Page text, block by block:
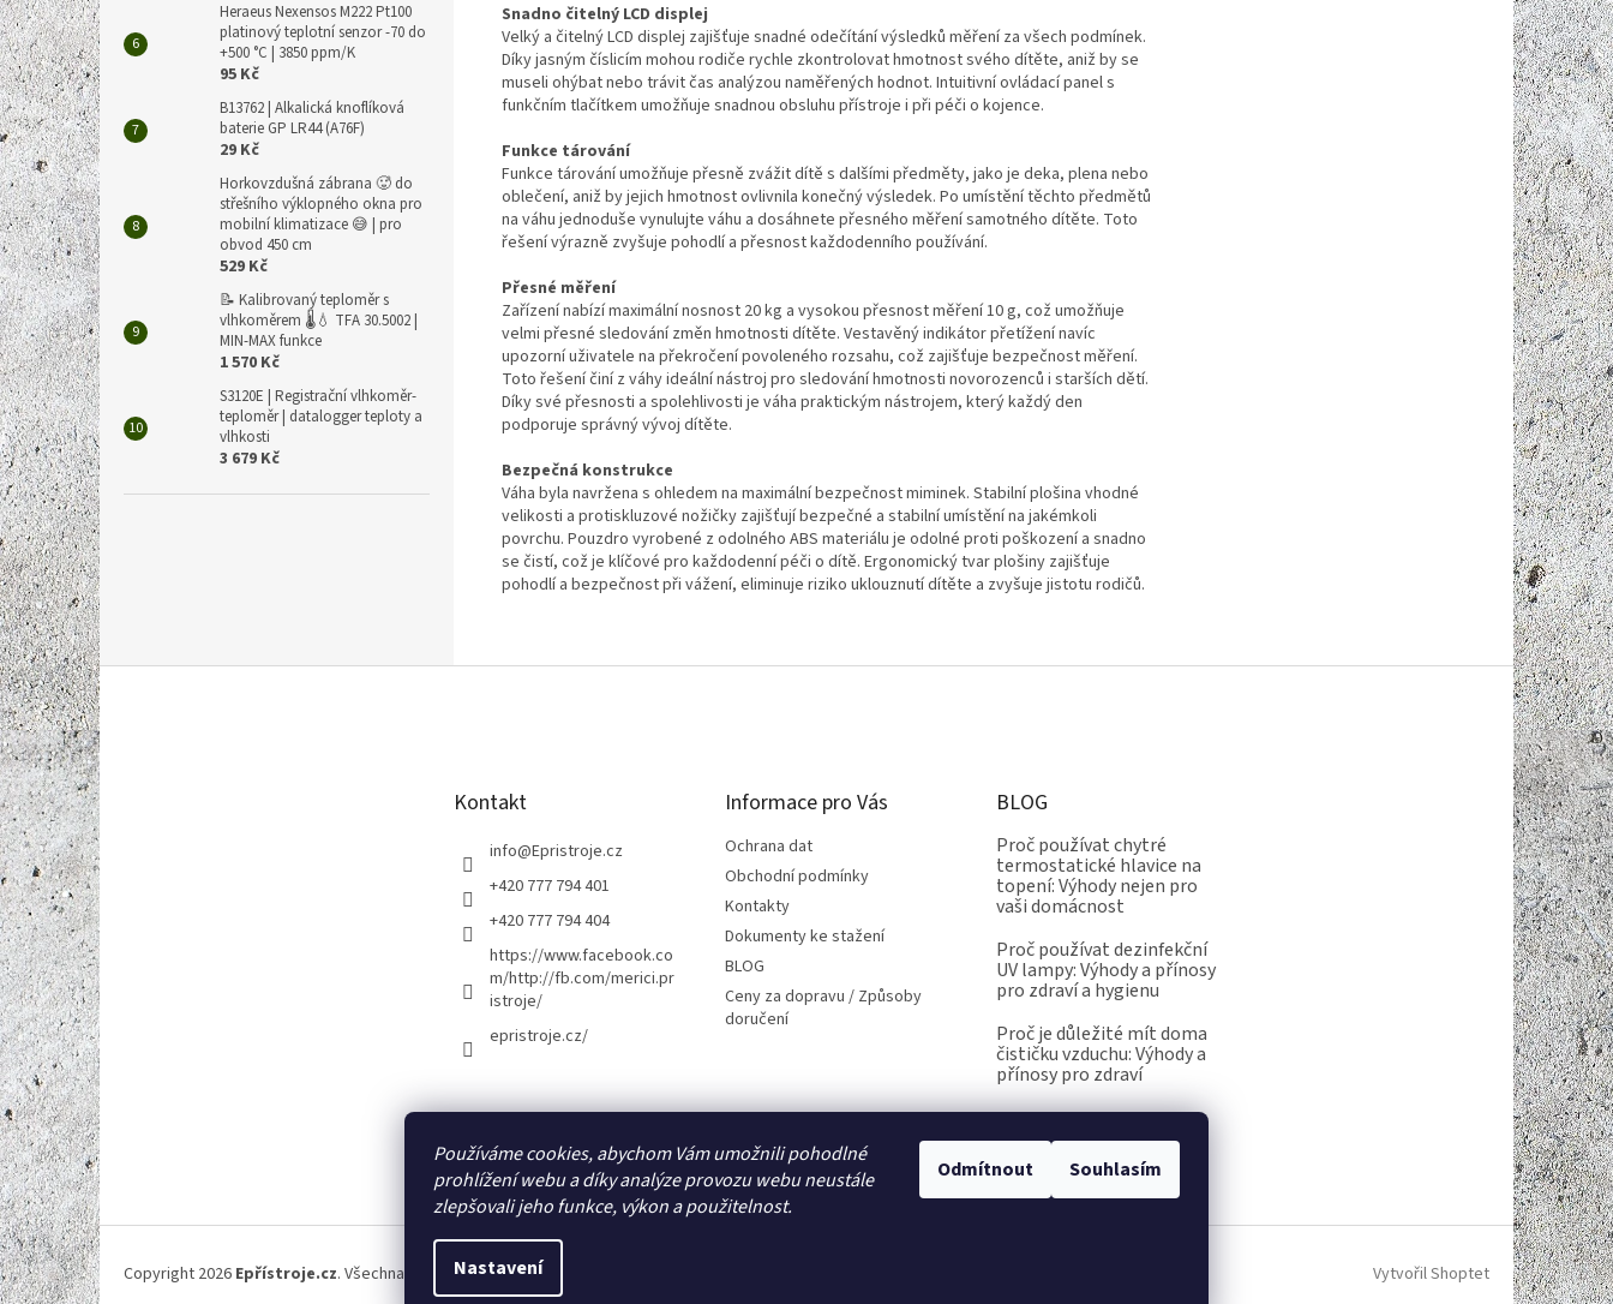
Používáme cookies, abychom Vám umožnili pohodlné
prohlížení webu a díky analýze provozu webu neustále
zlepšovali jeho funkce, výkon a použitelnost.
Nastavení
Odmítnout Souhlasím
Heraeus Nexensos M222 Pt100
platinový teplotní senzor -70 do
+500 °C | 3850 ppm/K
95 Kč
B13762 | Alkalická knoflíková
baterie GP LR44 (A76F)
29 Kč
Horkovzdušná zábrana 🥵 do
střešního výklopného okna pro
mobilní klimatizace 😅 | pro
obvod 450 cm
529 Kč
📝 Kalibrovaný teploměr s
vlhkoměrem 🌡️💧 TFA 30.5002 |
MIN-MAX funkce
1 570 Kč
S3120E | Registrační vlhkoměr-
teploměr | datalogger teploty a
vlhkosti
3 679 Kč
Snadno čitelný LCD displej
Velký a čitelný LCD displej zajišťuje snadné odečítání výsledků měření za všech podmínek.
Díky jasným číslicím mohou rodiče rychle zkontrolovat hmotnost svého dítěte, aniž by se
museli ohýbat nebo trávit čas analýzou naměřených hodnot. Intuitivní ovládací panel s
funkčním tlačítkem umožňuje snadnou obsluhu přístroje i při péči o kojence.
Funkce tárování
Funkce tárování umožňuje přesně zvážit dítě s dalšími předměty, jako je deka, plena nebo
oblečení, aniž by jejich hmotnost ovlivnila konečný výsledek. Po umístění těchto předmětů
na váhu jednoduše vynulujte váhu a dosáhnete přesného měření samotného dítěte. Toto
řešení výrazně zvyšuje pohodlí a přesnost každodenního používání.
Přesné měření
Zařízení nabízí maximální nosnost 20 kg a vysokou přesnost měření 10 g, což umožňuje
velmi přesné sledování změn hmotnosti dítěte. Vestavěný indikátor přetížení navíc
upozorní uživatele na překročení povoleného rozsahu, což zajišťuje bezpečnost měření.
Toto řešení činí z váhy ideální nástroj pro sledování hmotnosti novorozenců i starších dětí.
Díky své přesnosti a spolehlivosti je váha praktickým nástrojem, který každý den
podporuje správný vývoj dítěte.
Bezpečná konstrukce
Váha byla navržena s ohledem na maximální bezpečnost miminek. Stabilní plošina vhodné
velikosti a protiskluzové nožičky zajišťují bezpečné a stabilní umístění na jakémkoli
povrchu. Pouzdro vyrobené z odolného ABS materiálu je odolné proti poškození a snadno
se čistí, což je klíčové pro každodenní péči o dítě. Ergonomický tvar plošiny zajišťuje
pohodlí a bezpečnost při vážení, eliminuje riziko uklouznutí dítěte a zvyšuje jistotu rodičů.
Z
á
p
a
t
í Kontakt
info@Epristroje.cz
+420 777 794 401
+420 777 794 404
https://www.facebook.co
m/http://fb.com/merici.pr
istroje/
epristroje.cz/
Informace pro Vás
Ochrana dat
Obchodní podmínky
Kontakty
Dokumenty ke stažení
BLOG
Ceny za dopravu / Způsoby
doručení
BLOG
Proč používat chytré
termostatické hlavice na
topení: Výhody nejen pro
vaši domácnost
Proč používat dezinfekční
UV lampy: Výhody a přínosy
pro zdraví a hygienu
Proč je důležité mít doma
čističku vzduchu: Výhody a
přínosy pro zdraví
Kalibrace.info meteostanice.cz
Vytvořil Shoptet
Copyright 2026 Epřístroje.cz. Všechna práva vyhrazena.Upravit nastavení cookies